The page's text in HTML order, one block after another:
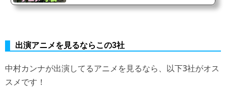
出演アニメを見るならこの3社
中村カンナが出演してるアニメを見るなら、以下3社がオス
スメです！